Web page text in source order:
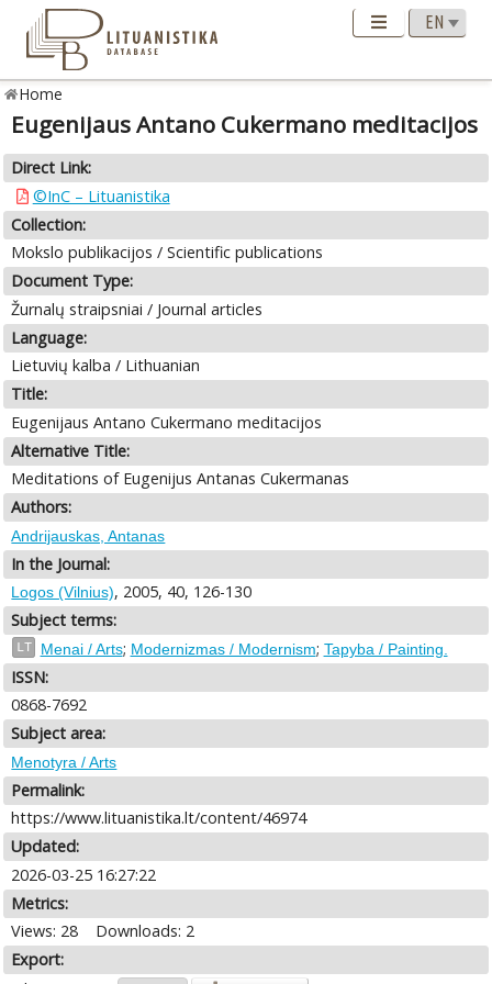
Home
Eugenijaus Antano Cukermano meditacijos
Direct Link:
©InC – Lituanistika
Collection:
Mokslo publikacijos / Scientific publications
Document Type:
Žurnalų straipsniai / Journal articles
Language:
Lietuvių kalba / Lithuanian
Title:
Eugenijaus Antano Cukermano meditacijos
Alternative Title:
Meditations of Eugenijus Antanas Cukermanas
Authors:
Andrijauskas, Antanas
In the Journal:
Logos (Vilnius), 2005, 40, 126-130
Subject terms:
LT Menai / Arts; Modernizmas / Modernism; Tapyba / Painting.
ISSN:
0868-7692
Subject area:
Menotyra / Arts
Permalink:
https://www.lituanistika.lt/content/46974
Updated:
2026-03-25 16:27:22
Metrics:
Views: 28
Downloads: 2
Export: